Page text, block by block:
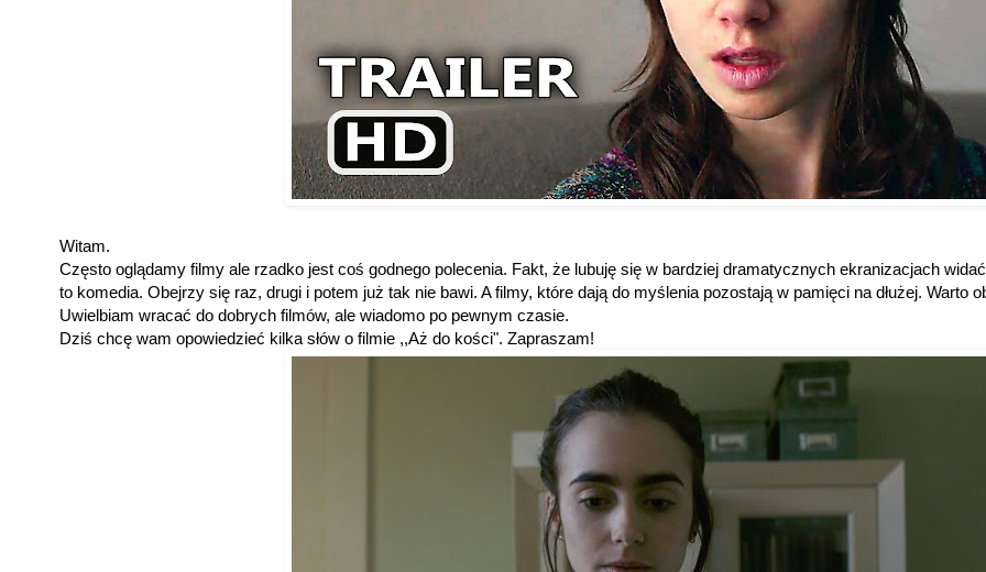
Witam.
Często oglądamy filmy ale rzadko jest coś godnego polecenia. Fakt, że lubuję się w bardziej dramatycznych ekranizacjach
to komedia. Obejrzy się raz, drugi i potem już tak nie bawi. A filmy, które dają do myślenia pozostają w pamięci na dłużej. Warto
Uwielbiam wracać do dobrych filmów, ale wiadomo po pewnym czasie.
Dziś chcę wam opowiedzieć kilka słów o filmie ,,Aż do kości". Zapraszam!